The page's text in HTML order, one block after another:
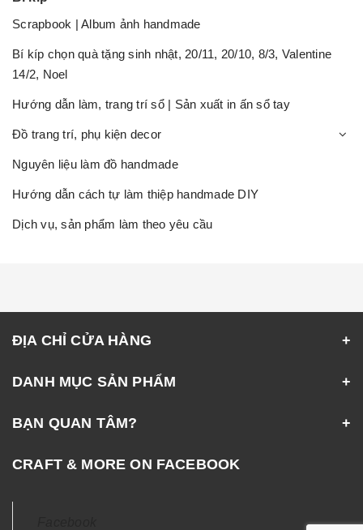
Scrapbook | Album ảnh handmade
Bí kíp chọn quà tặng sinh nhật, 20/11, 20/10, 8/3, Valentine
14/2, Noel
Hướng dẫn làm, trang trí sổ | Sản xuất in ấn sổ tay
Đồ trang trí, phụ kiện decor
Nguyên liệu làm đồ handmade
Hướng dẫn cách tự làm thiệp handmade DIY
Dịch vụ, sản phẩm làm theo yêu cầu
ĐỊA CHỈ CỬA HÀNG
DANH MỤC SẢN PHẨM
BẠN QUAN TÂM?
CRAFT & MORE ON FACEBOOK